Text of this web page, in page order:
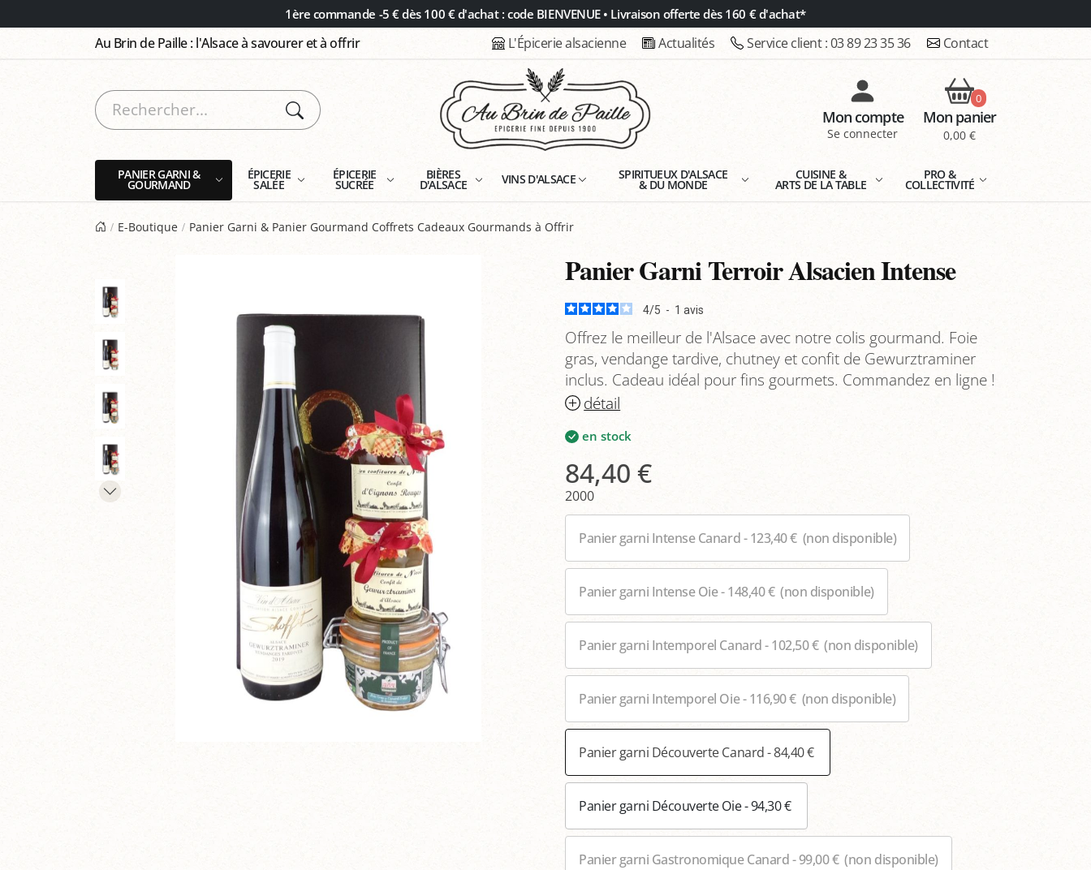
1ère commande -5 € dès 100 € d'achat : code BIENVENUE • Livraison offerte dès 160 € d'achat*
Au Brin de Paille : l'Alsace à savourer et à offrir L'Épicerie alsacienne Actualités Service client :03 89 23 35 36 Contact
Mon compte
Se connecter
0
Mon panier
0,00 €
PANIER GARNI &
GOURMAND
ÉPICERIE
SALÉE
ÉPICERIE
SUCRÉE
BIÈRES
D'ALSACE VINS D'ALSACE SPIRITUEUX D'ALSACE
& DU MONDE
CUISINE &
ARTS DE LA TABLE
PRO &
COLLECTIVITÉ
E-Boutique Panier Garni & Panier Gourmand Coffrets Cadeaux Gourmands à Offrir
Panier Garni Terroir Alsacien Intense
4/5 - 1 avis
Offrez le meilleur de l'Alsace avec notre colis gourmand. Foie
gras, vendange tardive, chutney et confit de Gewurztraminer
inclus. Cadeau idéal pour fins gourmets. Commandez en ligne !
détail
en stock
84,40 €
2000
Panier garni Intense Canard - 123,40 € (non disponible)
Panier garni Intense Oie - 148,40 € (non disponible)
Panier garni Intemporel Canard - 102,50 € (non disponible)
Panier garni Intemporel Oie - 116,90 € (non disponible)
Panier garni Découverte Canard - 84,40 €
Panier garni Découverte Oie - 94,30 €
Panier garni Gastronomique Canard - 99,00 € (non disponible)